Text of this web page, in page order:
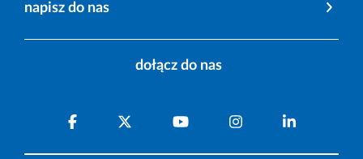
napisz do nas
dołącz do nas